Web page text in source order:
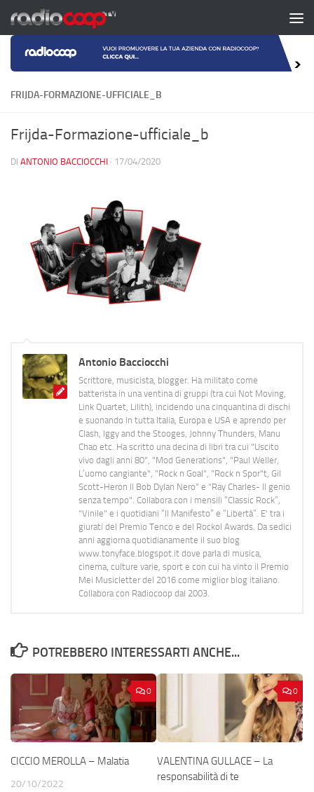
Salta al contenuto
FRIJDA-FORMAZIONE-UFFICIALE_B
Frijda-Formazione-ufficiale_b
DI ANTONIO BACCIOCCHI · 17/04/2020
Antonio Bacciocchi
Scrittore, musicista, blogger. Ha militato come
batterista in una ventina di gruppi (tra cui Not Moving,
Link Quartet, Lilith), incidendo una cinquantina di dischi
e suonando in tutta Italia, Europa e USA e aprendo per
Clash, Iggy and the Stooges, Johnny Thunders, Manu
Chao etc. Ha scritto una decina di libri tra cui "Uscito
vivo dagli anni 80", "Mod Generations", "Paul Weller,
L’uomo cangiante", "Rock n Goal", "Rock n Spor"t, Gil
Scott-Heron Il Bob Dylan Nero" e "Ray Charles- Il genio
senza tempo". Collabora con i mensili “Classic Rock”,
"Vinile" e i quotidiani “Il Manifesto” e “Libertà”. E' tra i
giurati del Premio Tenco e del Rockol Awards. Da sedici
anni aggiorna quotidianamente il suo blog
www.tonyface.blogspot.it dove parla di musica,
cinema, culture varie, sport e con cui ha vinto il Premio
Mei Musicletter del 2016 come miglior blog italiano.
Collabora con Radiocoop dal 2003.
POTREBBERO INTERESSARTI ANCHE...
0
CICCIO MEROLLA – Malatia
20/10/2022
0
VALENTINA GULLACE – La
responsabilità di te